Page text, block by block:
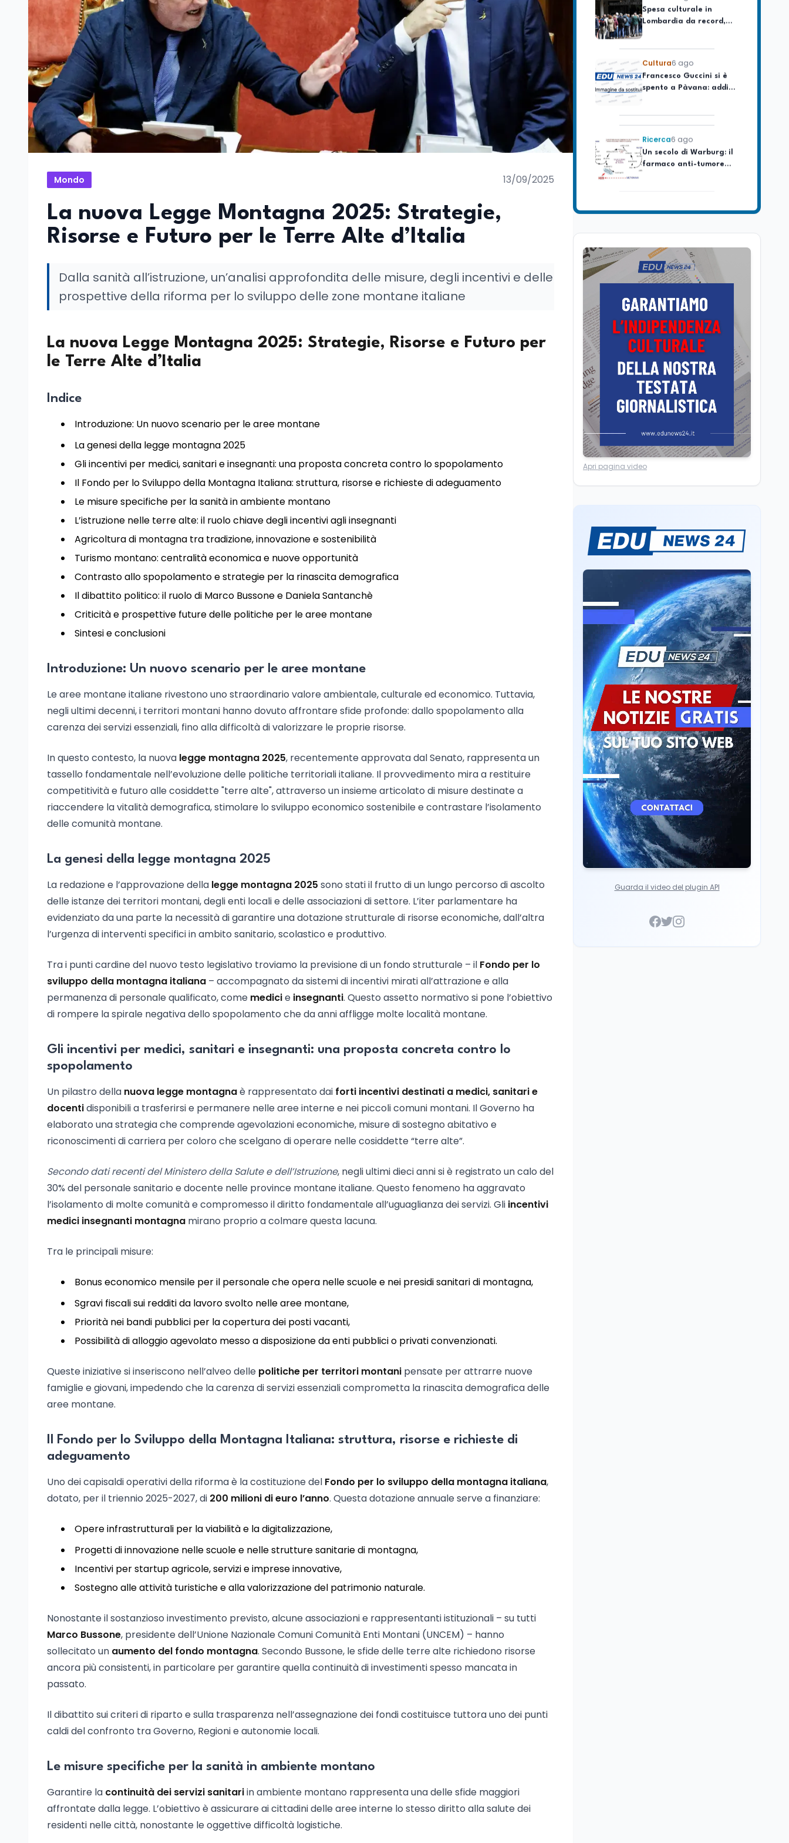
Mondo 13/09/2025
La nuova Legge Montagna 2025: Strategie,
Risorse e Futuro per le Terre Alte d’Italia
Dalla sanità all’istruzione, un’analisi approfondita delle misure, degli incentivi e delle
prospettive della riforma per lo sviluppo delle zone montane italiane
La nuova Legge Montagna 2025: Strategie, Risorse e Futuro per
le Terre Alte d’Italia
Indice
Introduzione: Un nuovo scenario per le aree montane
La genesi della legge montagna 2025
Gli incentivi per medici, sanitari e insegnanti: una proposta concreta contro lo spopolamento
Il Fondo per lo Sviluppo della Montagna Italiana: struttura, risorse e richieste di adeguamento
Le misure specifiche per la sanità in ambiente montano
L’istruzione nelle terre alte: il ruolo chiave degli incentivi agli insegnanti
Agricoltura di montagna tra tradizione, innovazione e sostenibilità
Turismo montano: centralità economica e nuove opportunità
Contrasto allo spopolamento e strategie per la rinascita demografica
Il dibattito politico: il ruolo di Marco Bussone e Daniela Santanchè
Criticità e prospettive future delle politiche per le aree montane
Sintesi e conclusioni
Introduzione: Un nuovo scenario per le aree montane
Le aree montane italiane rivestono uno straordinario valore ambientale, culturale ed economico. Tuttavia,
negli ultimi decenni, i territori montani hanno dovuto affrontare sfide profonde: dallo spopolamento alla
carenza dei servizi essenziali, fino alla difficoltà di valorizzare le proprie risorse.
In questo contesto, la nuova legge montagna 2025, recentemente approvata dal Senato, rappresenta un
tassello fondamentale nell’evoluzione delle politiche territoriali italiane. Il provvedimento mira a restituire
competitività e futuro alle cosiddette "terre alte", attraverso un insieme articolato di misure destinate a
riaccendere la vitalità demografica, stimolare lo sviluppo economico sostenibile e contrastare l’isolamento
delle comunità montane.
La genesi della legge montagna 2025
La redazione e l’approvazione della legge montagna 2025 sono stati il frutto di un lungo percorso di ascolto
delle istanze dei territori montani, degli enti locali e delle associazioni di settore. L’iter parlamentare ha
evidenziato da una parte la necessità di garantire una dotazione strutturale di risorse economiche, dall’altra
l’urgenza di interventi specifici in ambito sanitario, scolastico e produttivo.
Tra i punti cardine del nuovo testo legislativo troviamo la previsione di un fondo strutturale – il Fondo per lo
sviluppo della montagna italiana – accompagnato da sistemi di incentivi mirati all’attrazione e alla
permanenza di personale qualificato, come medicie insegnanti. Questo assetto normativo si pone l’obiettivo
di rompere la spirale negativa dello spopolamento che da anni affligge molte località montane.
Gli incentivi per medici, sanitari e insegnanti: una proposta concreta contro lo
spopolamento
Un pilastro della nuova legge montagnaè rappresentato dai forti incentivi destinati a medici, sanitari e
docentidisponibili a trasferirsi e permanere nelle aree interne e nei piccoli comuni montani. Il Governo ha
elaborato una strategia che comprende agevolazioni economiche, misure di sostegno abitativo e
riconoscimenti di carriera per coloro che scelgano di operare nelle cosiddette “terre alte”.
Secondo dati recenti del Ministero della Salute e dell’Istruzione, negli ultimi dieci anni si è registrato un calo del
30% del personale sanitario e docente nelle province montane italiane. Questo fenomeno ha aggravato
l’isolamento di molte comunità e compromesso il diritto fondamentale all’uguaglianza dei servizi. Gli incentivi
medici insegnanti montagna mirano proprio a colmare questa lacuna.
Tra le principali misure:
Bonus economico mensile per il personale che opera nelle scuole e nei presidi sanitari di montagna,
Sgravi fiscali sui redditi da lavoro svolto nelle aree montane,
Priorità nei bandi pubblici per la copertura dei posti vacanti,
Possibilità di alloggio agevolato messo a disposizione da enti pubblici o privati convenzionati.
Queste iniziative si inseriscono nell’alveo delle politiche per territori montani pensate per attrarre nuove
famiglie e giovani, impedendo che la carenza di servizi essenziali comprometta la rinascita demografica delle
aree montane.
Il Fondo per lo Sviluppo della Montagna Italiana: struttura, risorse e richieste di
adeguamento
Uno dei capisaldi operativi della riforma è la costituzione del Fondo per lo sviluppo della montagna italiana,
dotato, per il triennio 2025-2027, di 200 milioni di euro l’anno. Questa dotazione annuale serve a finanziare:
Opere infrastrutturali per la viabilità e la digitalizzazione,
Progetti di innovazione nelle scuole e nelle strutture sanitarie di montagna,
Incentivi per startup agricole, servizi e imprese innovative,
Sostegno alle attività turistiche e alla valorizzazione del patrimonio naturale.
Nonostante il sostanzioso investimento previsto, alcune associazioni e rappresentanti istituzionali – su tutti
Marco Bussone, presidente dell’Unione Nazionale Comuni Comunità Enti Montani (UNCEM) – hanno
sollecitato un aumento del fondo montagna. Secondo Bussone, le sfide delle terre alte richiedono risorse
ancora più consistenti, in particolare per garantire quella continuità di investimenti spesso mancata in
passato.
Il dibattito sui criteri di riparto e sulla trasparenza nell’assegnazione dei fondi costituisce tuttora uno dei punti
caldi del confronto tra Governo, Regioni e autonomie locali.
Le misure specifiche per la sanità in ambiente montano
Garantire la continuità dei servizi sanitariin ambiente montano rappresenta una delle sfide maggiori
affrontate dalla legge. L’obiettivo è assicurare ai cittadini delle aree interne lo stesso diritto alla salute dei
residenti nelle città, nonostante le oggettive difficoltà logistiche.
Lombardia da record,
ma la voragine Nord-
Cultura6 ago
Francesco Guccini si è
spento a Pàvana: addio
al Maestrone
Ricerca6 ago
Un secolo di Warburg: il
farmaco anti-tumore
che accende la glicolisi
reattori spenti
Scuola 6 ago
Posizioni economiche
ATA: la matematica
4.150 euro
Cultura6 ago
Spesa culturale in
Lombardia da record,
Sud triplica
Cultura6 ago
Francesco Guccini si è
spento a Pàvana: addio
Ricerca6 ago
Un secolo di Warburg: il
Il rivelatore che 'vede' i
reattori spenti
roccia
Scuola6 ago
Posizioni economiche
ATA: la matematica
degli arretrati fino a
4.150 euro
Cultura6 ago
Spesa culturale in
Lombardia da record,
ma la voragine Nord-
Sud triplica
Cultura 6 ago
Francesco Guccini si è
spento a Pàvana: addio
al Maestrone
Apri pagina video
Guarda il video del plugin API